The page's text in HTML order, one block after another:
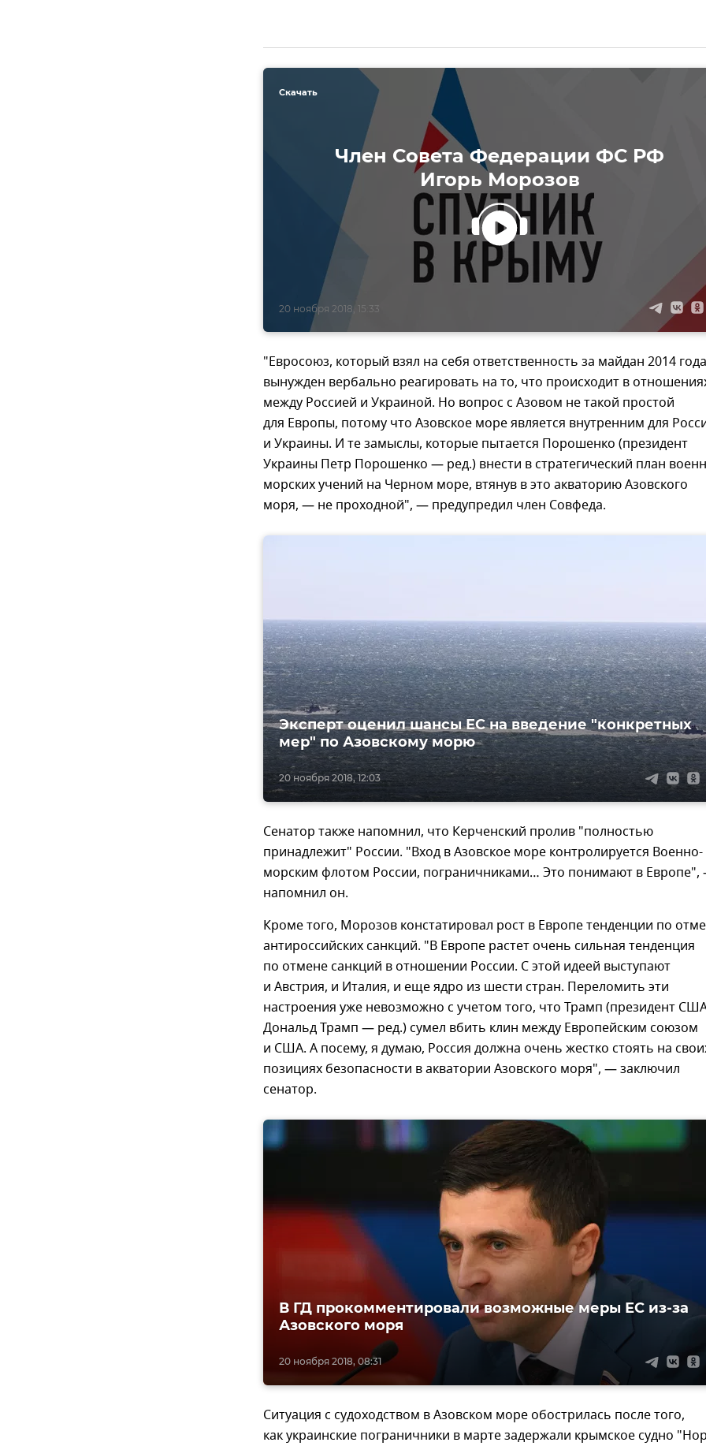
Член Совета Федерации ФС РФ
Игорь Морозов
20 ноября 2018, 15:33
Скачать
"Евросоюз, который взял на себя ответственность за майдан 2014
вынужден вербально реагировать на то, что происходит в
между Россией и Украиной. Но вопрос с Азовом не такой простой
для Европы, потому что Азовское море является внутренним для
и Украины. И те замыслы, которые пытается Порошенко (президент
Украины Петр Порошенко — ред.) внести в стратегический план
морских учений на Черном море, втянув в это акваторию Азовского
моря, — не проходной", — предупредил член Совфеда.
20 ноября 2018, 12:03
Эксперт оценил шансы ЕС на введение "конкретных
мер" по Азовскому морю
Сенатор также напомнил, что Керченский пролив "полностью
принадлежит" России. "Вход в Азовское море контролируется Военно-
морским флотом России, пограничниками… Это понимают в
напомнил он.
Кроме того, Морозов констатировал рост в Европе тенденции по
антироссийских санкций. "В Европе растет очень сильная тенденция
по отмене санкций в отношении России. С этой идеей выступают
и Австрия, и Италия, и еще ядро из шести стран. Переломить эти
настроения уже невозможно с учетом того, что Трамп (президент
Дональд Трамп — ред.) сумел вбить клин между Европейским союзом
и США. А посему, я думаю, Россия должна очень жестко стоять на
позициях безопасности в акватории Азовского моря", — заключил
сенатор.
20 ноября 2018, 08:31
В ГД прокомментировали возможные меры ЕС из-за
Азовского моря
Ситуация с судоходством в Азовском море обострилась после того,
как украинские пограничники в марте задержали крымское судно